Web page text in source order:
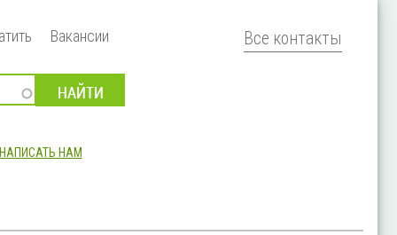
Вакансии
НАПИСАТЬ НАМ
Все контакты